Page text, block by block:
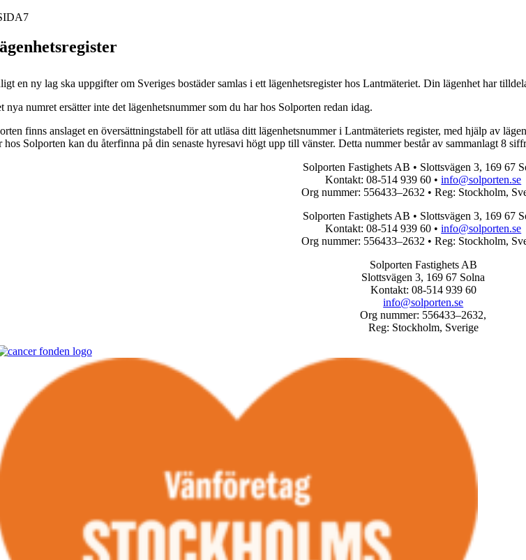
7
en ny lag ska uppgifter om Sveriges bostäder samlas i ett lägenhetsregister hos Lantmäteriet. Din lägenhet har
nya numret ersätter inte det lägenhetsnummer som du har hos Solporten redan idag.
finns anslaget en översättningstabell för att utläsa ditt lägenhetsnummer i Lantmäteriets register, med hjälp av
hos Solporten kan du återfinna på din senaste hyresavi högt upp till vänster. Detta nummer består av sammanlagt 8
Solporten Fastighets AB • Slottsvägen 3, 169 67
Kontakt: 08-514 939 60 •info@solporten.se
Org nummer: 556433–2632 • Reg: Stockholm,
Solporten Fastighets AB • Slottsvägen 3, 169 67
Kontakt: 08-514 939 60 •info@solporten.se
Org nummer: 556433–2632 • Reg: Stockholm,
Solporten Fastighets AB
Slottsvägen 3, 169 67 Solna
Kontakt: 08-514 939 60
info@solporten.se
Org nummer: 556433–2632,
Reg: Stockholm, Sverige